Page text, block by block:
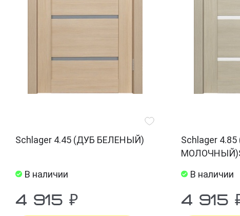
Schlager 4.45 (ДУБ БЕЛЕНЫЙ)
В наличии
4 915 ₽
Schlager
В наличии
4 915